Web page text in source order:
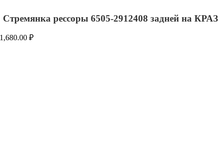
Стремянка рессоры 6505-2912408 задней на КРАЗ
1,680.00₽